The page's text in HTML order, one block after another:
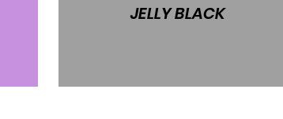
JELLY BLACK